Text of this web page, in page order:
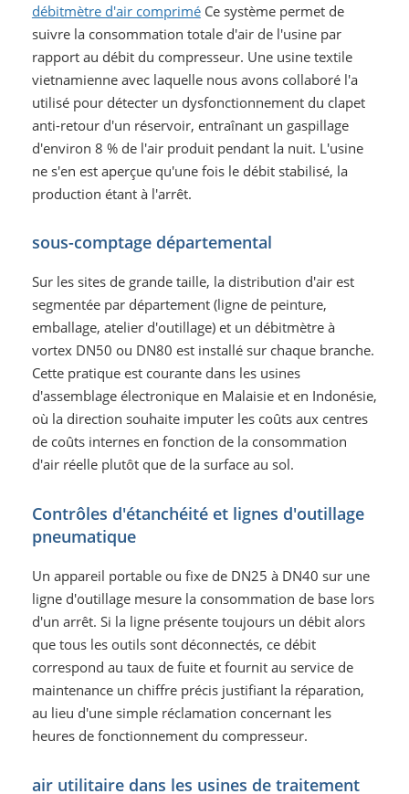
débitmètre d'air compriméCe système permet de
suivre la consommation totale d'air de l'usine par
rapport au débit du compresseur. Une usine textile
vietnamienne avec laquelle nous avons collaboré l'a
utilisé pour détecter un dysfonctionnement du clapet
anti-retour d'un réservoir, entraînant un gaspillage
d'environ 8 % de l'air produit pendant la nuit. L'usine
ne s'en est aperçue qu'une fois le débit stabilisé, la
production étant à l'arrêt.
sous-comptage départemental
Sur les sites de grande taille, la distribution d'air est
segmentée par département (ligne de peinture,
emballage, atelier d'outillage) et un débitmètre à
vortex DN50 ou DN80 est installé sur chaque branche.
Cette pratique est courante dans les usines
d'assemblage électronique en Malaisie et en Indonésie,
où la direction souhaite imputer les coûts aux centres
de coûts internes en fonction de la consommation
d'air réelle plutôt que de la surface au sol.
Contrôles d'étanchéité et lignes d'outillage
pneumatique
Un appareil portable ou fixe de DN25 à DN40 sur une
ligne d'outillage mesure la consommation de base lors
d'un arrêt. Si la ligne présente toujours un débit alors
que tous les outils sont déconnectés, ce débit
correspond au taux de fuite et fournit au service de
maintenance un chiffre précis justifiant la réparation,
au lieu d'une simple réclamation concernant les
heures de fonctionnement du compresseur.
air utilitaire dans les usines de traitement